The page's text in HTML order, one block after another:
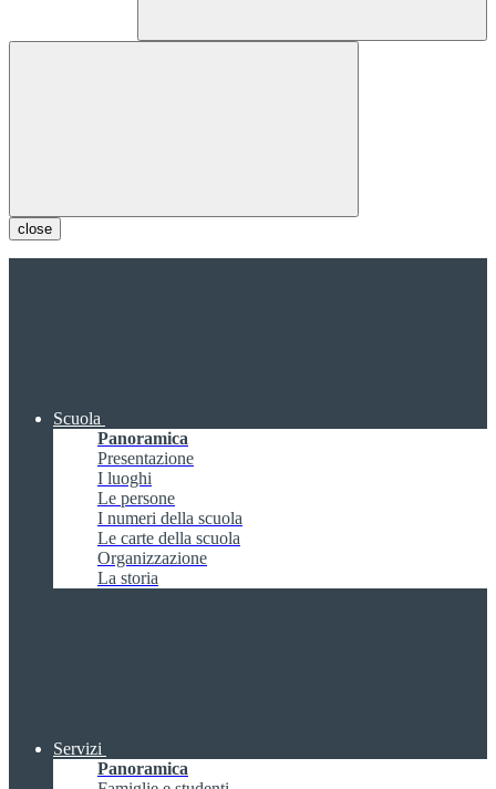
close
Scuola
Panoramica
Presentazione
I luoghi
Le persone
I numeri della scuola
Le carte della scuola
Organizzazione
La storia
Servizi
Panoramica